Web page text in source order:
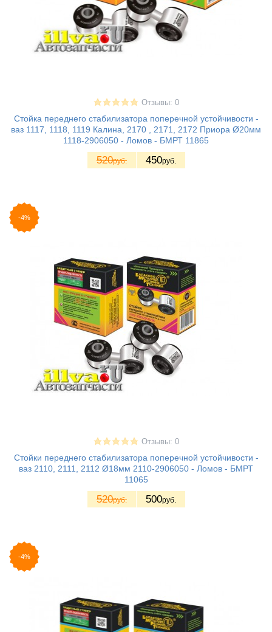
Отзывы: 0
Стойка переднего стабилизатора поперечной устойчивости -
ваз 1117, 1118, 1119 Калина, 2170 , 2171, 2172 Приора Ø20мм
1118-2906050 - Ломов - БМРТ 11865
520руб. 450руб.
-4%
Отзывы: 0
Стойки переднего стабилизатора поперечной устойчивости -
ваз 2110, 2111, 2112 Ø18мм 2110-2906050 - Ломов - БМРТ
11065
520руб. 500руб.
-4%